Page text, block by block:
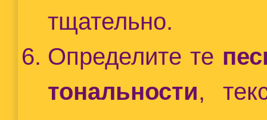
тщательно.
Определите те
тональности,